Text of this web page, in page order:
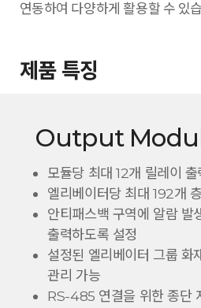
연동하여 다양하게 활용할 수 있
제품 특징
Output
모듈당 최대 12개 릴레이 출
엘리베이터당 최대 192개
안티패스백 구역에 알람 발
출력하도록 설정
설정된 엘리베이터 그룹 화
관리 가능
RS-485 연결을 위한 종단